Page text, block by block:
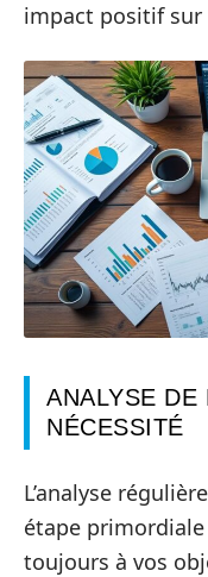
impact positif sur
ANALYSE DE
NÉCESSITÉ
L’analyse
étape primordiale
toujours à vos